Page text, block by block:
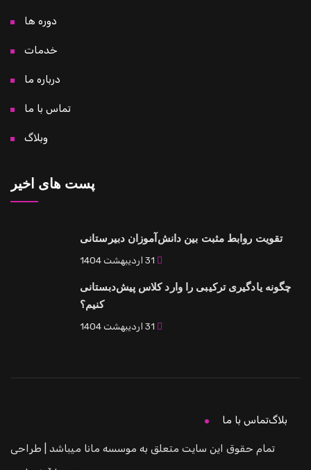
پست های اخیر
روابط مثبت بین دانش‌آموزان دبیرستانی
ترکیبی را وارد کلاس پیش‌دبستانی
حقوق این سایت متعلق به موسسه مانا میباشد | طراحی
با ما